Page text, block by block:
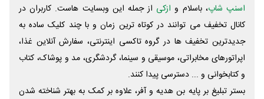
اسنپ شاپ، باسلام و ازکی از جمله این وبسایت ‌هاست. کاربران در
کانال تخفیف می توانند در کوتاه ترین زمان و با چند کلیک ساده به
جدیدترین تخفیف ها در گروه تاکسی اینترنتی، سفارش آنلاین غذا،
اپراتورهای مخابراتی، موسیقی و سینما، گردشگری، مد و پوشاک، کتاب
و کتابخوانی و ... دسترسی پیدا کنند.
بستر تبلیغ بر پایه بن هدیه و آفر، علاوه بر کمک به بهتر شناخته شدن